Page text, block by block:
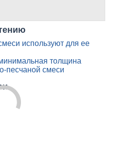
используют для ее
толщина
песчаной смеси